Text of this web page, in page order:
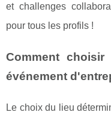
et challenges
pour tous les profils !
Comment
événement
Le choix du lieu